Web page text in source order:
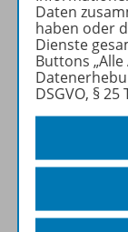
Weitere
Daten
haben oder
Dienste
Buttons
DSGVO, § 25